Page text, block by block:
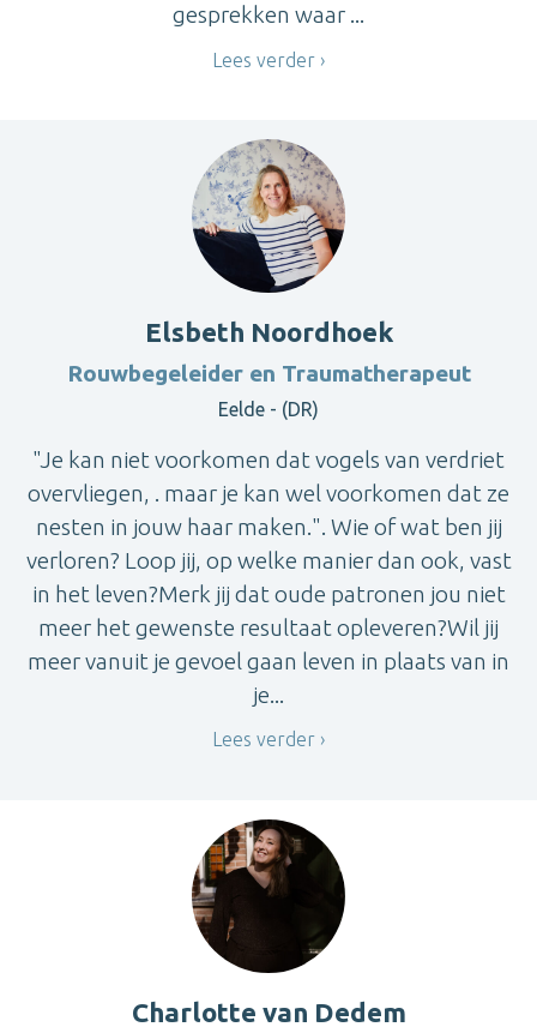
gesprekken waar ...
Lees verder
Elsbeth Noordhoek
Rouwbegeleider en Traumatherapeut
Eelde - (DR)
"Je kan niet voorkomen dat vogels van verdriet
overvliegen, . maar je kan wel voorkomen dat ze
nesten in jouw haar maken.". Wie of wat ben jij
verloren? Loop jij, op welke manier dan ook, vast
in het leven?Merk jij dat oude patronen jou niet
meer het gewenste resultaat opleveren?Wil jij
meer vanuit je gevoel gaan leven in plaats van in
je...
Lees verder
Charlotte van Dedem